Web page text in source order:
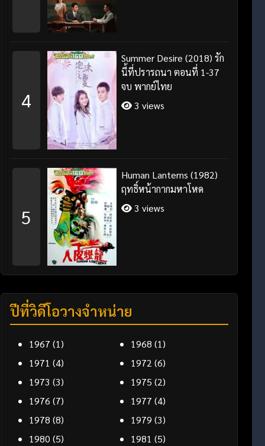
4
Summer Desire (2018) รัก
นี้ที่ปรารถนา ตอนที่ 1-37
จบ พากย์ไทย
3 views
5
Human Lanterns (1982)
ฤทธิ์หน้ากากมหาโหด
3 views
ปีที่วิดีโอวางจำหน่าย
1967 (1) 1968 (1)
1971 (4) 1972 (6)
1973 (3) 1975 (2)
1976 (7) 1977 (4)
1978 (8) 1979 (3)
1980 (5) 1981 (5)